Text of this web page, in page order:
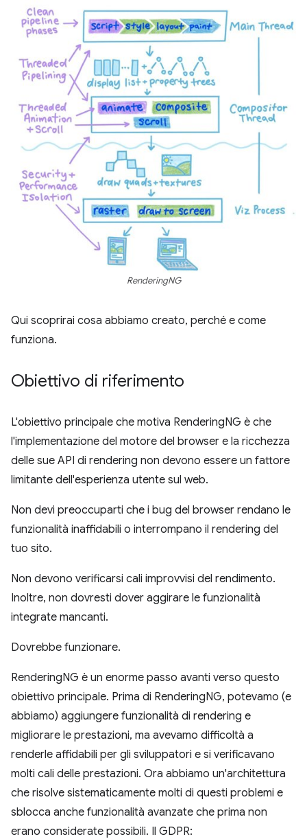
RenderingNG
Qui scoprirai cosa abbiamo creato, perché e come
funziona.
Obiettivo di riferimento
L'obiettivo principale che motiva RenderingNG è che
l'implementazione del motore del browser e la ricchezza
delle sue API di rendering non devono essere un fattore
limitante dell'esperienza utente sul web.
Non devi preoccuparti che i bug del browser rendano le
funzionalità inaffidabili o interrompano il rendering del
tuo sito.
Non devono verificarsi cali improvvisi del rendimento.
Inoltre, non dovresti dover aggirare le funzionalità
integrate mancanti.
Dovrebbe funzionare.
RenderingNG è un enorme passo avanti verso questo
obiettivo principale. Prima di RenderingNG, potevamo (e
abbiamo) aggiungere funzionalità di rendering e
migliorare le prestazioni, ma avevamo difficoltà a
renderle affidabili per gli sviluppatori e si verificavano
molti cali delle prestazioni. Ora abbiamo un'architettura
che risolve sistematicamente molti di questi problemi e
sblocca anche funzionalità avanzate che prima non
erano considerate possibili. Il GDPR: